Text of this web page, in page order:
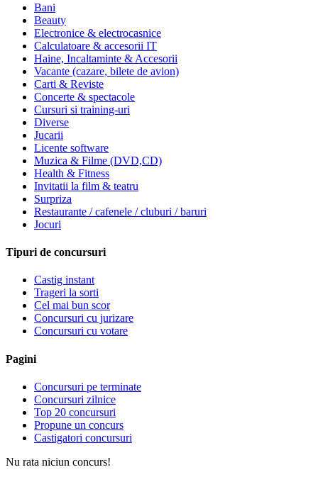
Bani
Beauty
Electronice & electrocasnice
Calculatoare & accesorii IT
Haine, Incaltaminte & Accesorii
Vacante (cazare, bilete de avion)
Carti & Reviste
Concerte & spectacole
Cursuri si training-uri
Diverse
Jucarii
Licente software
Muzica & Filme (DVD,CD)
Health & Fitness
Invitatii la film & teatru
Surpriza
Restaurante / cafenele / cluburi / baruri
Jocuri
Tipuri de concursuri
Castig instant
Trageri la sorti
Cel mai bun scor
Concursuri cu jurizare
Concursuri cu votare
Pagini
Concursuri pe terminate
Concursuri zilnice
Top 20 concursuri
Propune un concurs
Castigatori concursuri
Nu rata niciun concurs!